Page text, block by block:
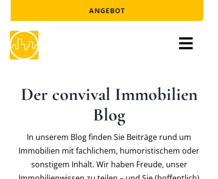
Inhalt
springen
ANGEBOT
Vermittlung
About
Der convival Immobilien
Blog
In unserem Blog finden Sie Beiträge rund um
Immobilien mit fachlichem, humoristischem oder
sonstigem Inhalt. Wir haben Freude, unser